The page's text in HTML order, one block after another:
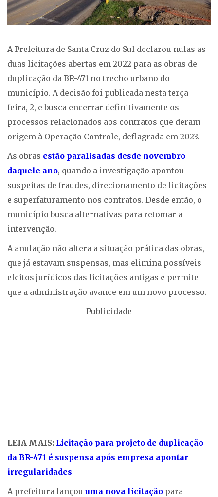
A Prefeitura de Santa Cruz do Sul declarou nulas as
duas licitações abertas em 2022 para as obras de
duplicação da BR-471 no trecho urbano do
município. A decisão foi publicada nesta terça-
feira, 2, e busca encerrar definitivamente os
processos relacionados aos contratos que deram
origem à Operação Controle, deflagrada em 2023.
As obras estão paralisadas desde novembro
daquele ano, quando a investigação apontou
suspeitas de fraudes, direcionamento de licitações
e superfaturamento nos contratos. Desde então, o
município busca alternativas para retomar a
intervenção.
A anulação não altera a situação prática das obras,
que já estavam suspensas, mas elimina possíveis
efeitos jurídicos das licitações antigas e permite
que a administração avance em um novo processo.
Publicidade
LEIA MAIS: Licitação para projeto de duplicação
da BR-471 é suspensa após empresa apontar
irregularidades
A prefeitura lançou uma nova licitação para